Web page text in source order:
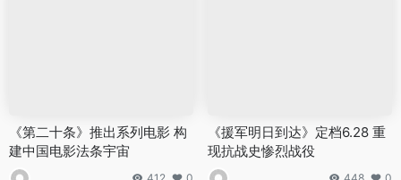
《第二十条》推出系列电影 构
建中国电影法条宇宙
《援军明日到达》定档6.28 重
现抗战史惨烈战役